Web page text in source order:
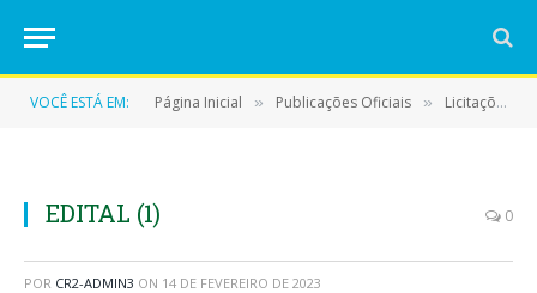
VOCÊ ESTÁ EM: Página Inicial » Publicações Oficiais » Licitações
EDITAL (1) 0
POR CR2-ADMIN3 ON 14 DE FEVEREIRO DE 2023